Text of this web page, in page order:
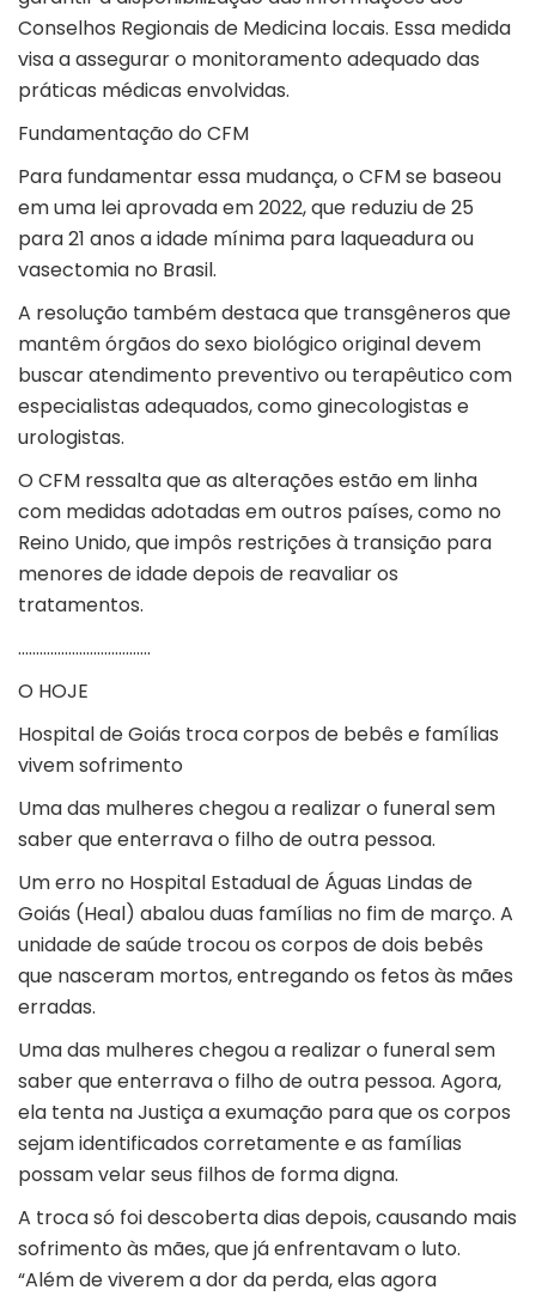
Conselhos Regionais de Medicina locais. Essa medida
visa a assegurar o monitoramento adequado das
práticas médicas envolvidas.
Fundamentação do CFM
Para fundamentar essa mudança, o CFM se baseou
em uma lei aprovada em 2022, que reduziu de 25
para 21 anos a idade mínima para laqueadura ou
vasectomia no Brasil.
A resolução também destaca que transgêneros que
mantêm órgãos do sexo biológico original devem
buscar atendimento preventivo ou terapêutico com
especialistas adequados, como ginecologistas e
urologistas.
O CFM ressalta que as alterações estão em linha
com medidas adotadas em outros países, como no
Reino Unido, que impôs restrições à transição para
menores de idade depois de reavaliar os
tratamentos.
……………………………….
O HOJE
Hospital de Goiás troca corpos de bebês e famílias
vivem sofrimento
Uma das mulheres chegou a realizar o funeral sem
saber que enterrava o filho de outra pessoa.
Um erro no Hospital Estadual de Águas Lindas de
Goiás (Heal) abalou duas famílias no fim de março. A
unidade de saúde trocou os corpos de dois bebês
que nasceram mortos, entregando os fetos às mães
erradas.
Uma das mulheres chegou a realizar o funeral sem
saber que enterrava o filho de outra pessoa. Agora,
ela tenta na Justiça a exumação para que os corpos
sejam identificados corretamente e as famílias
possam velar seus filhos de forma digna.
A troca só foi descoberta dias depois, causando mais
sofrimento às mães, que já enfrentavam o luto.
“Além de viverem a dor da perda, elas agora